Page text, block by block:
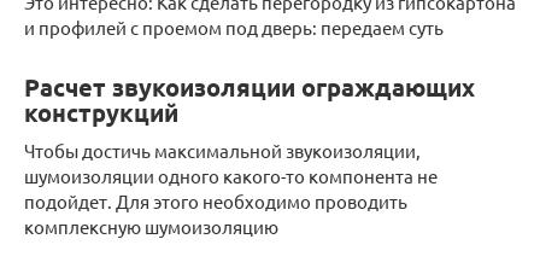
и профилей с проемом под дверь: передаем суть
Расчет звукоизоляции ограждающих
конструкций
Чтобы достичь максимальной звукоизоляции,
шумоизоляции одного какого-то компонента не
подойдет. Для этого необходимо проводить
комплексную шумоизоляцию